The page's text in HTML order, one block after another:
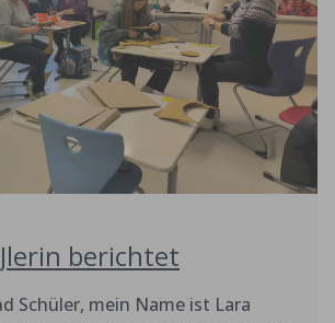
berichtet
Schüler, mein Name ist Lara